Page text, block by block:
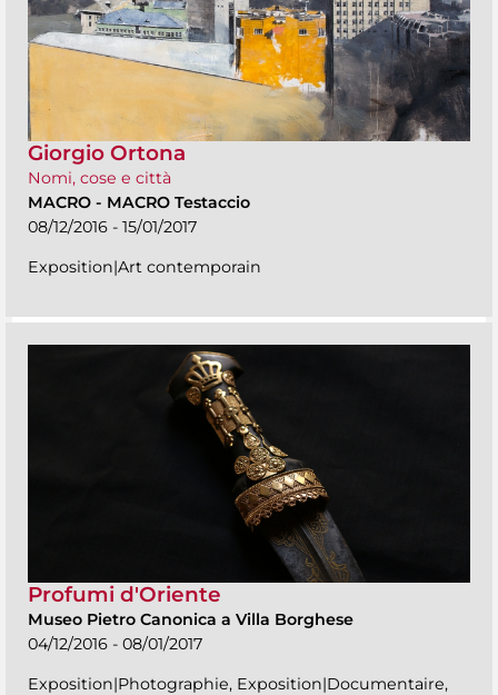
Giorgio Ortona
Nomi, cose e città
MACRO - MACRO Testaccio
08/12/2016 - 15/01/2017
Exposition|Art contemporain
Profumi d'Oriente
Museo Pietro Canonica a Villa Borghese
04/12/2016 - 08/01/2017
Exposition|Photographie, Exposition|Documentaire,